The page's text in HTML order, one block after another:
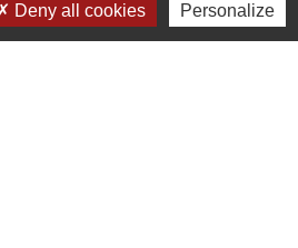
Deny all cookies Personalize